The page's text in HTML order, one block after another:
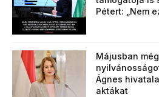
Pétert: „Nem
Májusban
Ágnes
aktákat